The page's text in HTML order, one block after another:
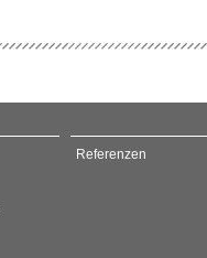
Referenzen